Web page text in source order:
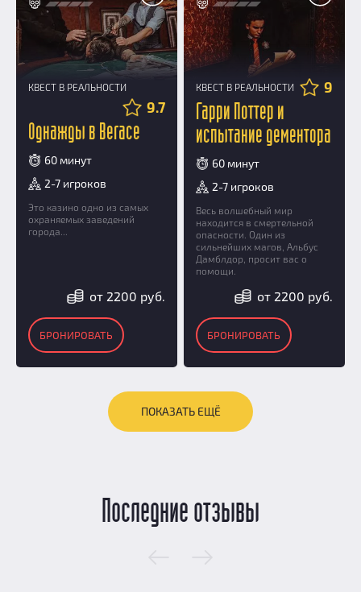
КВЕСТ В РЕАЛЬНОСТИ
9.7
Однажды в Вегасе
60 минут
2-7 игроков
Это казино одно из самых
охраняемых заведений
города...
от 2200 руб.
БРОНИРОВАТЬ
КВЕСТ В РЕАЛЬНОСТИ 9
Гарри Поттер и
испытание дементора
60 минут
2-7 игроков
Весь волшебный мир
находится в смертельной
опасности. Один из
сильнейших магов, Альбус
Дамблдор, просит вас о
помощи.
от 2200 руб.
БРОНИРОВАТЬ
ПОКАЗАТЬ ЕЩЁ
Последние отзывы